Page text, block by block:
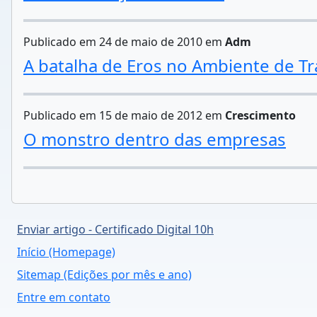
Publicado em 24 de maio de 2010 em Adm
A batalha de Eros no Ambiente de
Publicado em 15 de maio de 2012 em Crescimento
O monstro dentro das empresas
Enviar artigo - Certificado Digital 10h
Início (Homepage)
Sitemap (Edições por mês e ano)
Entre em contato